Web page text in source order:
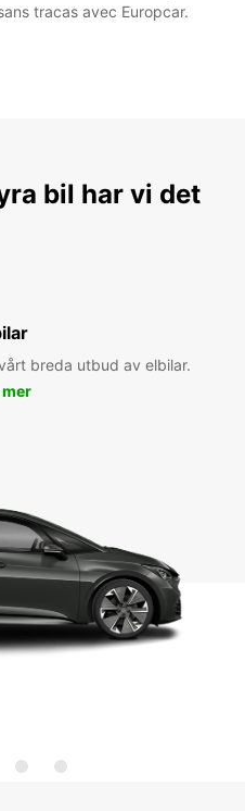
tracas avec Europcar.
bil har vi det
breda utbud av elbilar.
mer